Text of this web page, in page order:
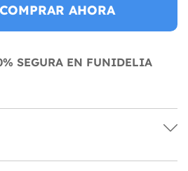
COMPRAR AHORA
SEGURA EN FUNIDELIA